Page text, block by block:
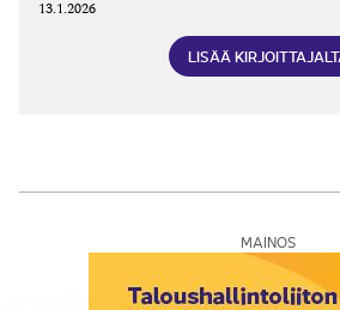
13.1.2026
LISÄÄ
MAINOS